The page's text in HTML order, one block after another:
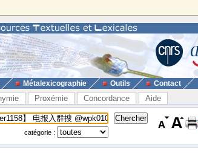
Métalexicographie Outils Contact
Proxémie Concordance Aide
catégorie :